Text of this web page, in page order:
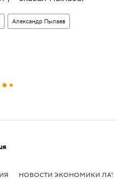
Александр Пылаев
НОВОСТИ ЭКОНОМИКИ